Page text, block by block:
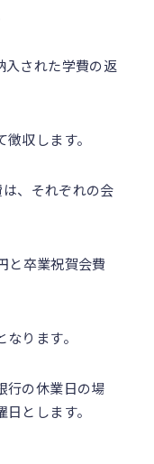
された学費の返
収します。
、それぞれの会
と卒業祝賀会費
ります。
行の休業日の場
とします。